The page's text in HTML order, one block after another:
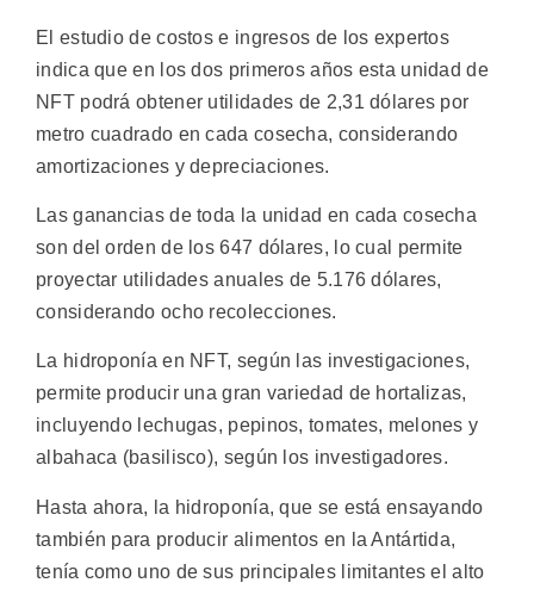
El estudio de costos e ingresos de los expertos
indica que en los dos primeros años esta unidad de
NFT podrá obtener utilidades de 2,31 dólares por
metro cuadrado en cada cosecha, considerando
amortizaciones y depreciaciones.
Las ganancias de toda la unidad en cada cosecha
son del orden de los 647 dólares, lo cual permite
proyectar utilidades anuales de 5.176 dólares,
considerando ocho recolecciones.
La hidroponía en NFT, según las investigaciones,
permite producir una gran variedad de hortalizas,
incluyendo lechugas, pepinos, tomates, melones y
albahaca (basilisco), según los investigadores.
Hasta ahora, la hidroponía, que se está ensayando
también para producir alimentos en la Antártida,
tenía como uno de sus principales limitantes el alto